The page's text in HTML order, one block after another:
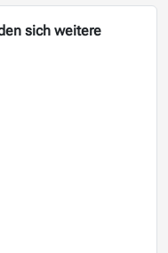
sich weitere